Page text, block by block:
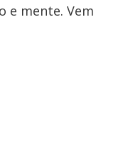
e mente. Vem